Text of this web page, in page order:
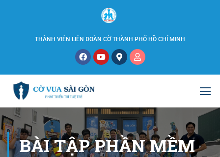
THÀNH VIÊN LIÊN ĐOÀN CỜ THÀNH PHỐ HỒ CHÍ MINH
BÀI TẬP PHẦN MỀM